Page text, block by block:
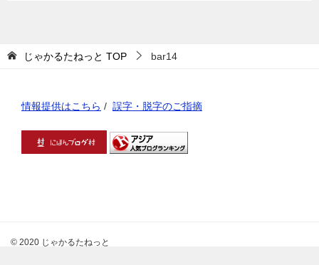
じゃかるたねっと TOP bar14
情報提供はこちら / 誤字・脱字のご指摘
© 2020 じゃかるたねっと